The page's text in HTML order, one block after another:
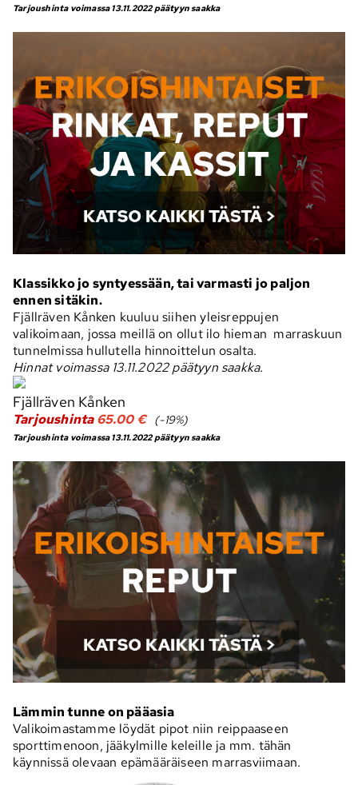
Tarjoushinta voimassa 13.11.2022 päätyyn saakka
Klassikko jo syntyessään, tai varmasti jo paljon
ennen sitäkin.
Fjällräven Kånken kuuluu siihen yleisreppujen
valikoimaan, jossa meillä on ollut ilo hieman marraskuun
tunnelmissa hullutella hinnoittelun osalta.
Hinnat voimassa 13.11.2022 päätyyn saakka.
Fjällräven Kånken
Tarjoushinta65.00 € (-19%)
Tarjoushinta voimassa 13.11.2022 päätyyn saakka
Lämmin tunne on pääasia
Valikoimastamme löydät pipot niin reippaaseen
sporttimenoon, jääkylmille keleille ja mm. tähän
käynnissä olevaan epämääräiseen marrasviimaan.